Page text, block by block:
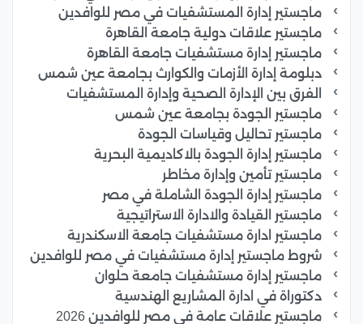
ماجستير إدارة المستشفيات في مصر للوافدين
ماجستير علاقات دولية جامعة القاهرة
ماجستير إدارة مستشفيات جامعة القاهرة
دبلومة إدارة الأزمات والكوارث بجامعة عين شمس
الفرق بين الإدارة الصحية وإدارة المستشفيات
ماجستير الجودة بجامعة عين شمس
ماجستير تحاليل وقياسات الجودة
ماجستير إدارة الجودة بالاكاديمية البحرية
ماجستير تأمين وإدارة مخاطر
ماجستير إدارة الجودة الشاملة في مصر
ماجستير القيادة والادارة الاستراتيجية
ماجستير ادارة مستشفيات جامعة الاسكندرية
شروط ماجستير إدارة مستشفيات في مصر للوافدين
ماجستير إدارة مستشفيات جامعة حلوان
دكتوراة في ادارة المشاريع الهندسية
ماجستير علاقات عامة في مصر للوافدين 2026